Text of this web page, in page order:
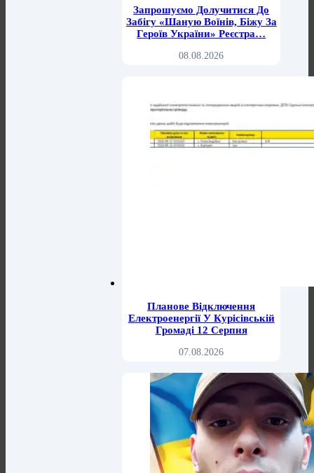
Запрошуємо Долучитися До
Забігу «Шаную Воїнів, Біжу За
Героїв України» Реєстра…
08.08.2026
Планове Відключення
Електроенергії У Курісівській
Громаді 12 Серпня
07.08.2026